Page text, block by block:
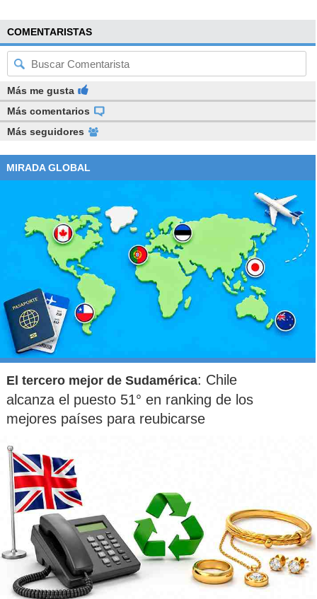
COMENTARISTAS
Más me gusta
Más comentarios
Más seguidores
MIRADA GLOBAL
El tercero mejor de Sudamérica: Chile
alcanza el puesto 51° en ranking de los
mejores países para reubicarse